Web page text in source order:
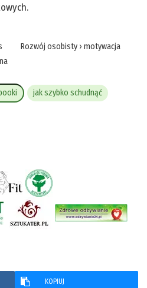
Rozwój osobisty › motywacja
jak szybko schudnąć
KOPIUJ